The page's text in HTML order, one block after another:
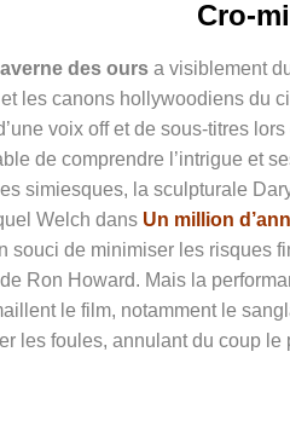
Cro-
des ours a visiblement
et les canons hollywoodiens du
voix off et de sous-titres
de comprendre l’intrigue et
simiesques, la sculpturale
Welch dans Un million
souci de minimiser les risques
de Ron Howard. Mais la
le film, notamment le
les foules, annulant du coup le